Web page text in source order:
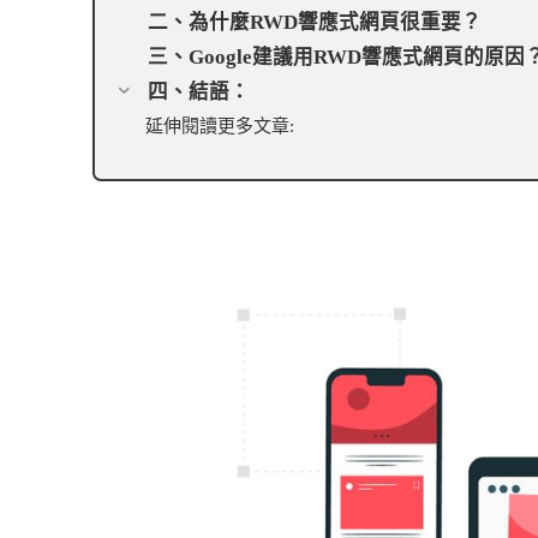
二、為什麼RWD響應式網頁很重要？
三、Google建議用RWD響應式網頁的原因
四、結語：
延伸閱讀更多文章: